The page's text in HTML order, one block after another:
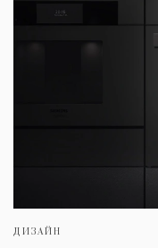
ДИЗАЙН